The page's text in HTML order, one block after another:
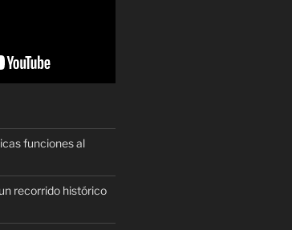
funciones al
recorrido histórico